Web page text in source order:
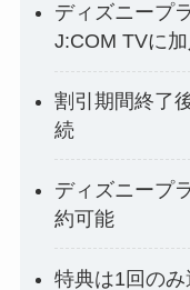
ディズニープ
J:COM TVに
割引期間終了
続
ディズニープ
約可能
特典は1回の